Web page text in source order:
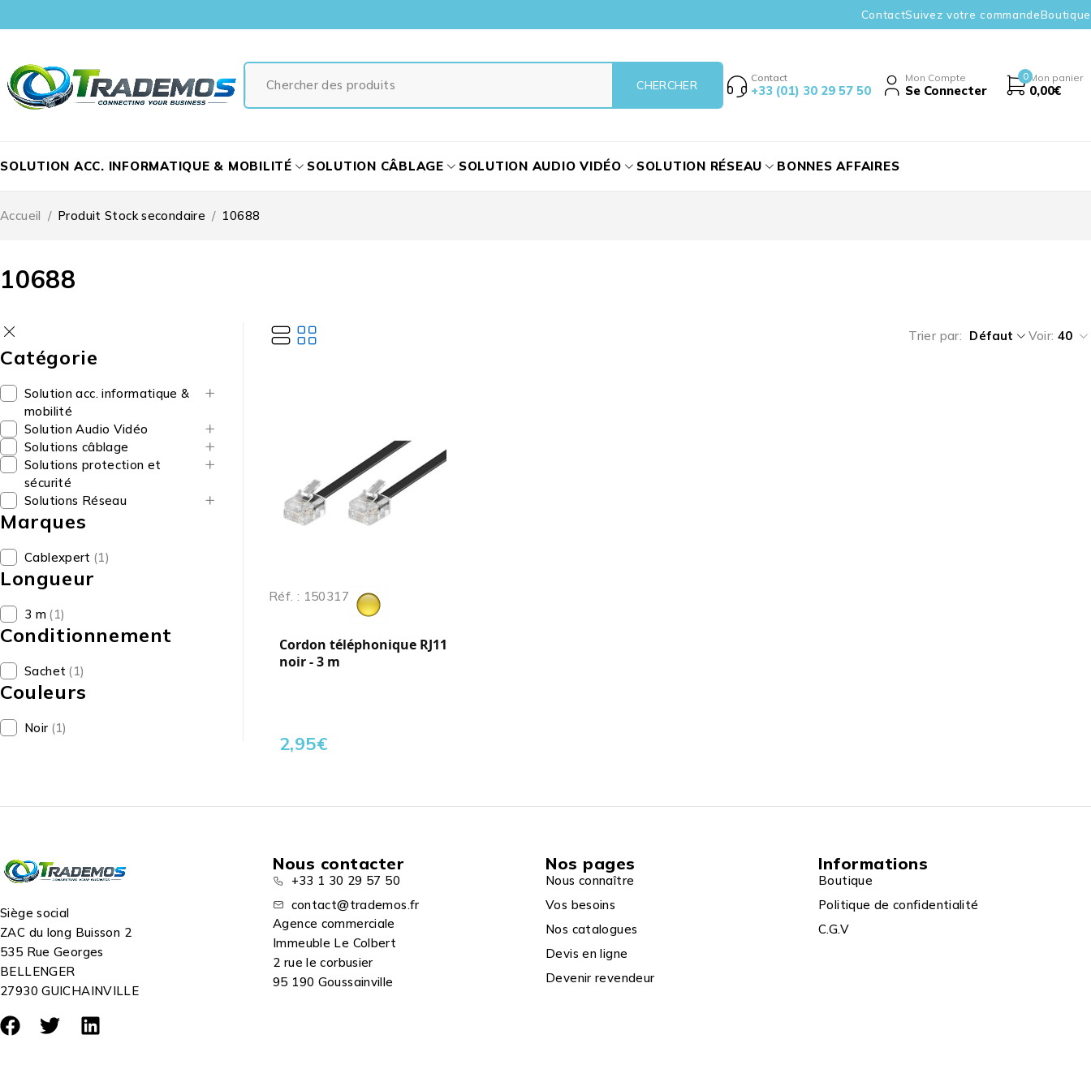
ContactSuivez votre commandeBoutique
Contact
+33 (01) 30 29 57 50
Mon Compte
Se Connecter
0 Mon panier
0,00€
SOLUTION ACC. INFORMATIQUE & MOBILITÉ SOLUTION CÂBLAGE SOLUTION AUDIO VIDÉO SOLUTION RÉSEAU BONNES AFFAIRES
10688
Accueil / Produit Stock secondaire / 10688
Catégorie
Solution acc. informatique &
mobilité
Solution Audio Vidéo
Solutions câblage
Solutions protection et
sécurité
Solutions Réseau
Marques
Cablexpert (1)
Longueur
3 m (1)
Conditionnement
Sachet (1)
Couleurs
Noir (1)
Trier par Défaut Voir: 40
Réf. : 150317
Cordon téléphonique RJ11
noir - 3 m
2,95€
Siège social
ZAC du long Buisson 2
535 Rue Georges
BELLENGER
27930 GUICHAINVILLE
Nous contacter
+33 1 30 29 57 50
contact@trademos.fr
Agence commerciale
Immeuble Le Colbert
2 rue le corbusier
95 190 Goussainville
Nos pages
Nous connaître
Vos besoins
Nos catalogues
Devis en ligne
Devenir revendeur
Informations
Boutique
Politique de confidentialité
C.G.V